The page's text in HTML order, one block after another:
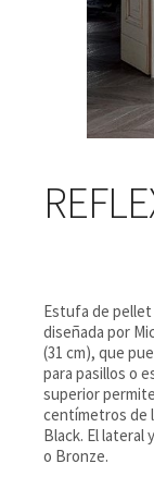
Estufa de
diseñada por
(31 cm), que
para pasillos o
superior
centímetros de
Black. El lateral
o Bronze.